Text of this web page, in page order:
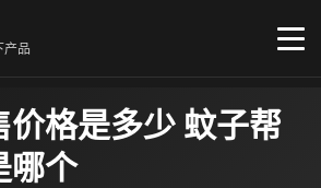
产品
价格是多少 蚊子帮
哪个